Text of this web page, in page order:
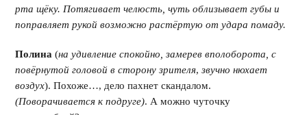
рта щёку. Потягивает челюсть, чуть облизывает губы и
поправляет рукой возможно растёртую от удара помаду.
Полина (на удивление спокойно, замерев вполоборота, с
повёрнутой головой в сторону зрителя, звучно нюхает
воздух). Похоже…, дело пахнет скандалом.
(Поворачивается к подруге). А можно чуточку